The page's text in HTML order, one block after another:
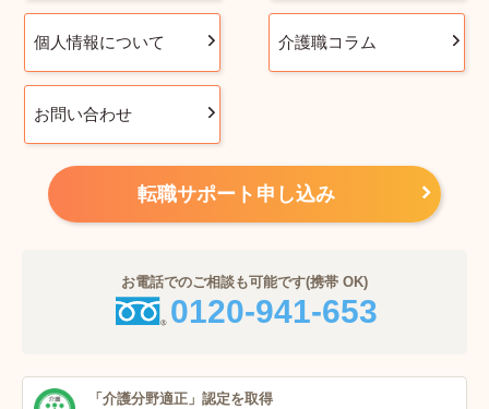
個人情報について 介護職コラム
お問い合わせ
転職サポート申し込み
お電話でのご相談も可能です(携帯 OK)
0120-941-653
「介護分野適正」 認定を取得